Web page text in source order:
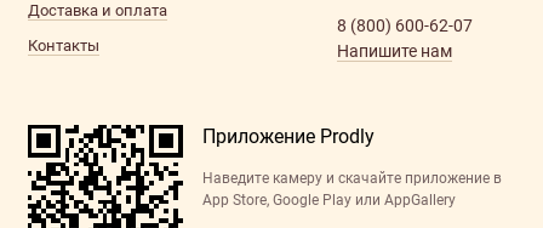
Доставка и оплата
Контакты
8 (800) 600-62-07
Напишите нам
Приложение Prodly
Наведите камеру и скачайте приложение в
App Store, Google Play или AppGallery